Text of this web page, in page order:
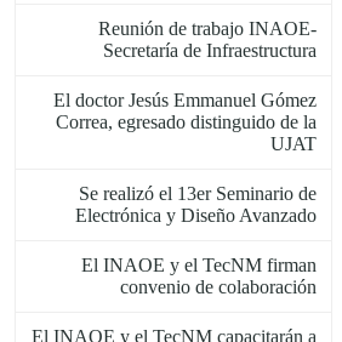
Reunión de trabajo INAOE-
Secretaría de Infraestructura
El doctor Jesús Emmanuel Gómez
Correa, egresado distinguido de la
UJAT
Se realizó el 13er Seminario de
Electrónica y Diseño Avanzado
El INAOE y el TecNM firman
convenio de colaboración
El INAOE y el TecNM capacitarán a